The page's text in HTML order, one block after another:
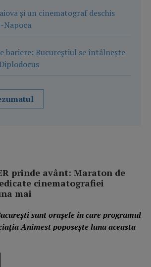
și un cinematograf deschis
bariere: Bucureștiul se întâlnește
prinde avânt: Maraton de
cinematografiei
mai
sunt orașele în care programul
Animest poposește luna aceasta